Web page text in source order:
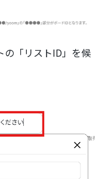
「リストID」を候